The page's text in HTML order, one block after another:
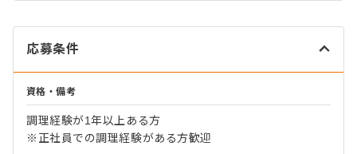
応募条件
資格・備考
調理経験が1年以上ある方
※正社員での調理経験がある方歓迎